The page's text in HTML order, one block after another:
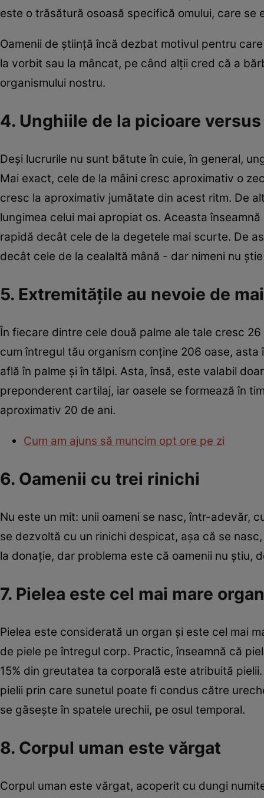
este o trăsătură osoasă specifică omului, care se
Oamenii de ştiinţă încă dezbat motivul pentru
la vorbit sau la mâncat, pe când alţii cred că a
organismului nostru.
4. Unghiile de la picioare
Deşi lucrurile nu sunt bătute în cuie, în general,
Mai exact, cele de la mâini cresc aproximativ o
cresc la aproximativ jumătate din acest ritm. De
lungimea celui mai apropiat os. Aceasta
rapidă decât cele de la degetele mai scurte. De
decât cele de la cealaltă mână - dar nimeni nu
5. Extremităţile au nevoie de
În fiecare dintre cele două palme ale tale cresc
cum întregul tău organism conţine 206 oase,
află în palme şi în tălpi. Asta, însă, este valabil
preponderent cartilaj, iar oasele se formează în
aproximativ 20 de ani.
Cum am ajuns să muncim opt ore pe zi
6. Oamenii cu trei rinichi
Nu este un mit: unii oameni se nasc, într-adevăr,
se dezvoltă cu un rinichi despicat, aşa că se
la donaţie, dar problema este că oamenii nu ştiu,
7. Pielea este cel mai mare organ
Pielea este considerată un organ şi este cel mai
de piele pe întregul corp. Practic, înseamnă că
15% din greutatea ta corporală este atribuită
pielii prin care sunetul poate fi condus către
se găseşte în spatele urechii, pe osul temporal.
8. Corpul uman este vărgat
Corpul uman este vărgat, acoperit cu dungi